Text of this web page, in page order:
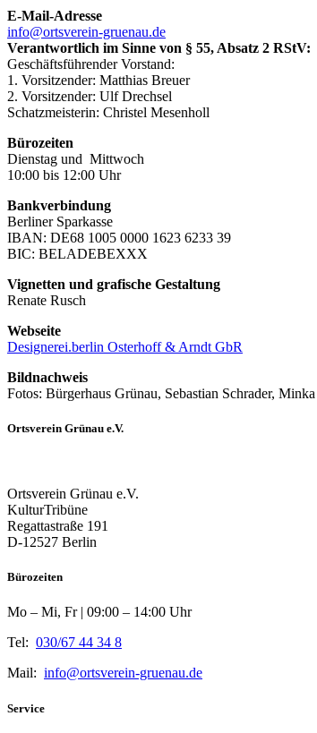
E-Mail-Adresse
info@ortsverein-gruenau.de
Verantwortlich im Sinne von § 55, Absatz 2 RStV:
Geschäftsführender Vorstand:
1. Vorsitzender: Matthias Breuer
2. Vorsitzender: Ulf Drechsel
Schatzmeisterin: Christel Mesenholl
Bürozeiten
Dienstag und Mittwoch
10:00 bis 12:00 Uhr
Bankverbindung
Berliner Sparkasse
IBAN: DE68 1005 0000 1623 6233 39
BIC: BELADEBEXXX
Vignetten und grafische Gestaltung
Renate Rusch
Webseite
Designerei.berlin Osterhoff & Arndt GbR
Bildnachweis
Fotos: Bürgerhaus Grünau, Sebastian Schrader,
Ortsverein Grünau e.V.
Ortsverein Grünau e.V.
KulturTribüne
Regattastraße 191
D-12527 Berlin
Bürozeiten
Mo – Mi, Fr | 09:00 – 14:00 Uhr
Tel: 030/67 44 34 8
Mail: info@ortsverein-gruenau.de
Service